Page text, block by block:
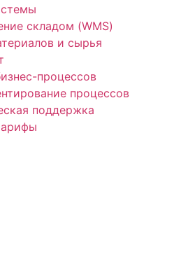
складом (WMS)
и сырья
процессов
процессов
поддержка